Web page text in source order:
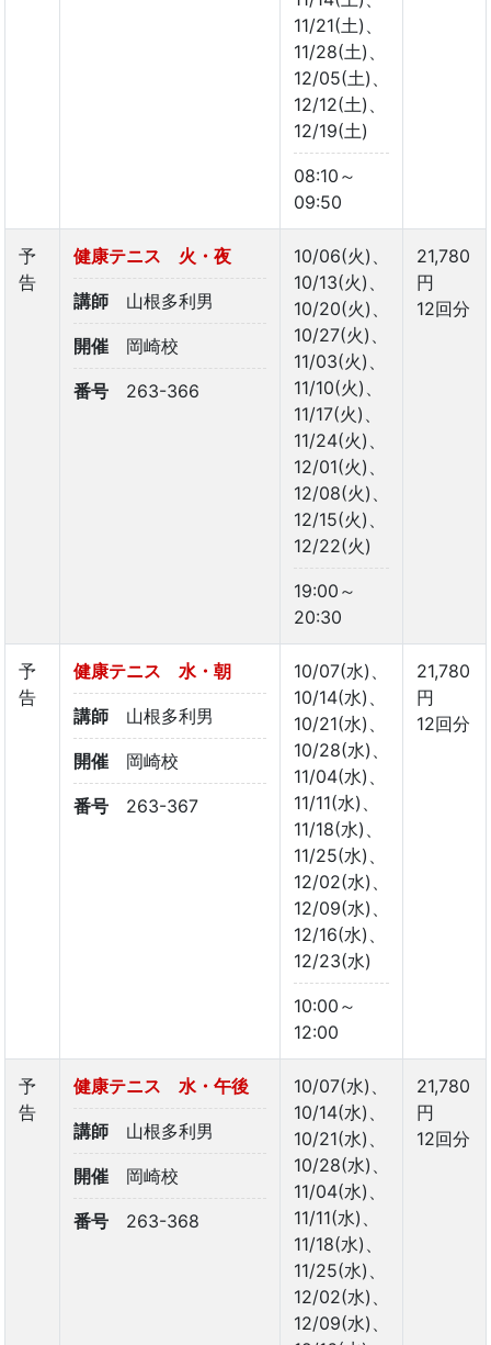
11/21(土)、
11/28(土)、
12/05(土)、
12/12(土)、
12/19(土)
08:10～
09:50
予
告
健康テニス 火・夜
講師 山根多利男
開催 岡崎校
番号 263-366
10/06(火)、
10/13(火)、
10/20(火)、
10/27(火)、
11/03(火)、
11/10(火)、
11/17(火)、
11/24(火)、
12/01(火)、
12/08(火)、
12/15(火)、
12/22(火)
19:00～
20:30
21,780
円
12回分
予
告
健康テニス 水・朝
講師 山根多利男
開催 岡崎校
番号 263-367
10/07(水)、
10/14(水)、
10/21(水)、
10/28(水)、
11/04(水)、
11/11(水)、
11/18(水)、
11/25(水)、
12/02(水)、
12/09(水)、
12/16(水)、
12/23(水)
10:00～
12:00
21,780
円
12回分
予
告
健康テニス 水・午後
講師 山根多利男
開催 岡崎校
番号 263-368
10/07(水)、
10/14(水)、
10/21(水)、
10/28(水)、
11/04(水)、
11/11(水)、
11/18(水)、
11/25(水)、
12/02(水)、
12/09(水)、
21,780
円
12回分